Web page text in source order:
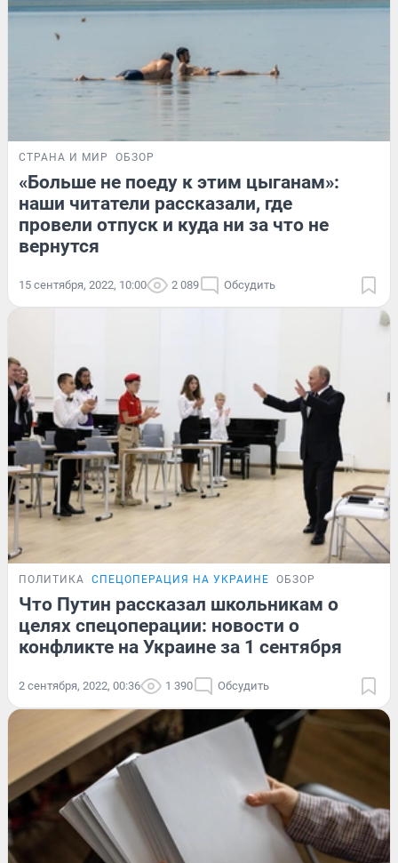
СТРАНА И МИР ОБЗОР
«Больше не поеду к этим цыганам»:
наши читатели рассказали, где
провели отпуск и куда ни за что не
вернутся
15 сентября, 2022, 10:00 2 089 Обсудить
ПОЛИТИКА СПЕЦОПЕРАЦИЯ НА УКРАИНЕ ОБЗОР
Что Путин рассказал школьникам о
целях спецоперации: новости о
конфликте на Украине за 1 сентября
2 сентября, 2022, 00:36 1 390 Обсудить